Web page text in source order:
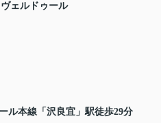
ェルドゥール
ル本線「沢良宜」駅徒歩29分